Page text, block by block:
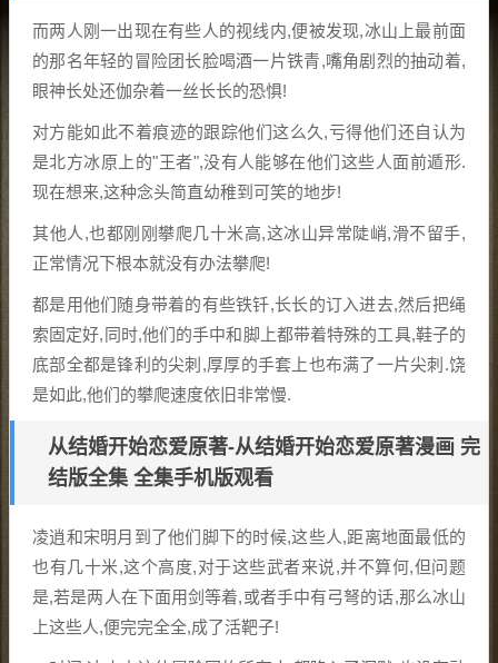
而两人刚一出现在有些人的视线内,便被发现,冰山上最前面
的那名年轻的冒险团长脸喝酒一片铁青,嘴角剧烈的抽动着,
眼神长处还伽杂着一丝长长的恐惧!
对方能如此不着痕迹的跟踪他们这么久,亏得他们还自认为
是北方冰原上的"王者",没有人能够在他们这些人面前遁形.
现在想来,这种念头简直幼稚到可笑的地步!
其他人,也都刚刚攀爬几十米高,这冰山异常陡峭,滑不留手,
正常情况下根本就没有办法攀爬!
都是用他们随身带着的有些铁钎,长长的订入进去,然后把绳
索固定好,同时,他们的手中和脚上都带着特殊的工具,鞋子的
底部全都是锋利的尖刺,厚厚的手套上也布满了一片尖刺.饶
是如此,他们的攀爬速度依旧非常慢.
从结婚开始恋爱原著-从结婚开始恋爱原著漫画 完
结版全集 全集手机版观看
凌逍和宋明月到了他们脚下的时候,这些人,距离地面最低的
也有几十米,这个高度,对于这些武者来说,并不算何,但问题
是,若是两人在下面用剑等着,或者手中有弓弩的话,那么冰山
上这些人,便完完全全,成了活靶子!